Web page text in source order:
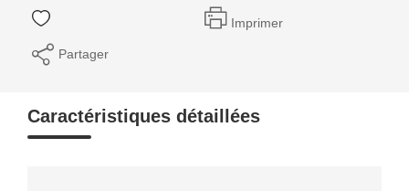
Imprimer
Partager
Caractéristiques détaillées